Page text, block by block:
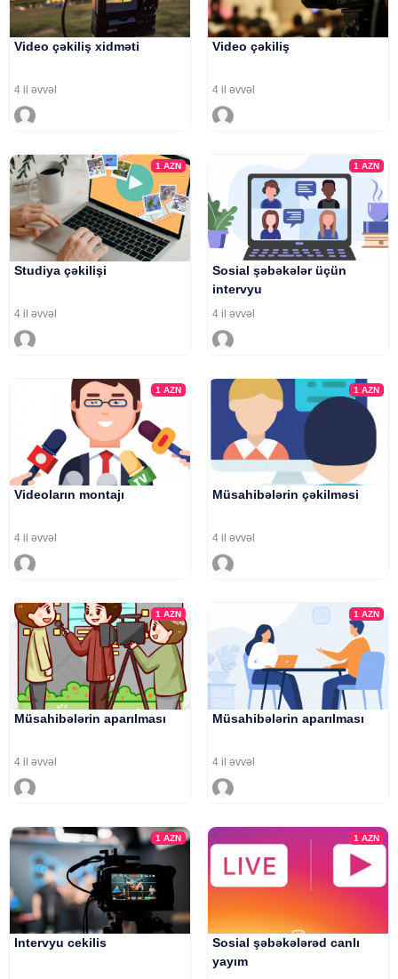
Video çəkiliş xidməti
4 il əvvəl
Video çəkiliş
4 il əvvəl
1AZN
Studiya çəkilişi
4 il əvvəl
1 AZN
Sosial şəbəkələr üçün
intervyu
4 il əvvəl
1AZN
Videoların montajı
4 il əvvəl
1 AZN
Müsahibələrin çəkilməsi
4 il əvvəl
1AZN
Müsahibələrin aparılması
4 il əvvəl
1 AZN
Müsahibələrin aparılması
4 il əvvəl
1AZN
Intervyu cekilis
1 AZN
Sosial şəbəkələrəd canlı
yayım